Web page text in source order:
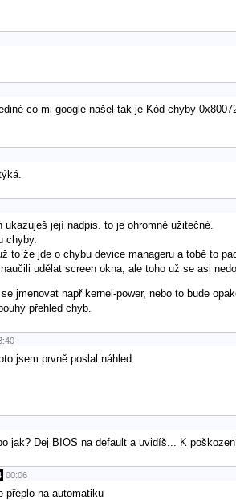
co mi google našel tak je Kód chyby
její nadpis. to je ohromně užitečné.
chyby.
že jde o chybu device manageru a tobě to
udělat screen okna, ale toho už se asi
jmenovat např kernel-power, nebo to bude
přehled chyb.
jsem prvně poslal náhled.
jak? Dej BIOS na default a uvidíš... K
00:06
přeplo na automatiku